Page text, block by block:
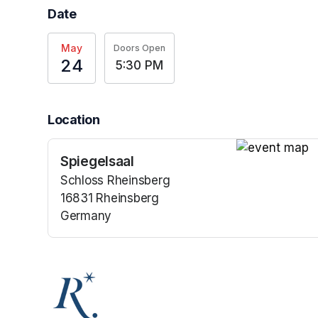
Date
May
24
Doors Open
5:30 PM
Location
Spiegelsaal
Schloss Rheinsberg
16831 Rheinsberg
Germany
(opens in a new tab)